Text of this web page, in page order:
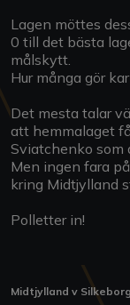
Lagen möttes
0 till det bästa
målskytt.
Hur många gör
Det mesta talar
att hemmalaget
Sviatchenko som
Men ingen fara
kring Midtjylland
Polletter in!
Midtjylland v Silkeborg